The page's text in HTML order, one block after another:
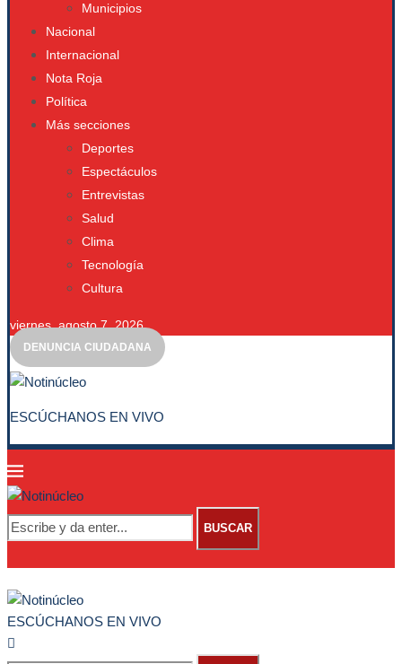
Municipios
Nacional
Internacional
Nota Roja
Política
Más secciones
Deportes
Espectáculos
Entrevistas
Salud
Clima
Tecnología
Cultura
viernes, agosto 7, 2026
DENUNCIA CIUDADANA
ESCÚCHANOS EN VIVO
BUSCAR
ESCÚCHANOS EN VIVO